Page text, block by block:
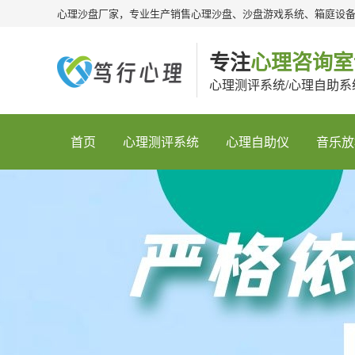
心理沙盘厂家，专业生产销售心理沙盘、沙盘游戏系统、箱庭设
专注心理咨询
心理测评系统/心理自助
首页 心理测评系统 心理自助仪 音乐